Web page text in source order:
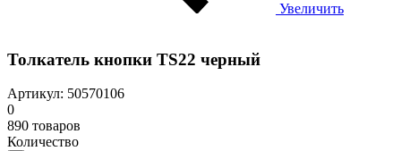
Увеличить
Толкатель кнопки TS22 черный
Артикул: 50570106
0
890 товаров
Количество